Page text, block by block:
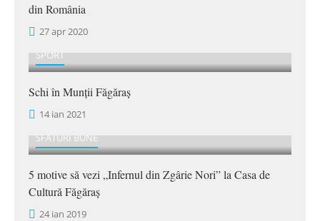
din România
27 apr 2020
SPORT
Schi în Munții Făgăraș
14 ian 2021
SFATURI BUNE
5 motive să vezi „Infernul din Zgârie Nori” la Casa de
Cultură Făgăraș
24 ian 2019